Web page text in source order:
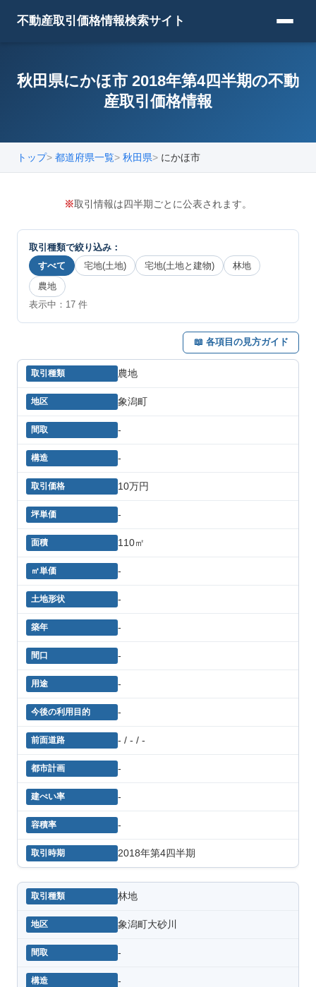
不動産取引価格情報検索サイト
秋田県にかほ市 2018年第4四半期の不動
産取引価格情報
トップ 都道府県一覧 秋田県 にかほ市
※取引情報は四半期ごとに公表されます。
取引種類で絞り込み：
すべて
宅地(土地) 宅地(土地と建物)
林地
農地
表示中： 17 件
📖 各項目の見方ガイド
農地
象潟町
-
-
10万円
-
110㎡
-
-
-
-
-
-
- / - / -
-
-
-
2018年第4四半期
林地
象潟町大砂川
-
-